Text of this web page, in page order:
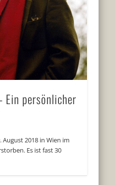
Ein persönlicher
August 2018 in Wien im
Es ist fast 30